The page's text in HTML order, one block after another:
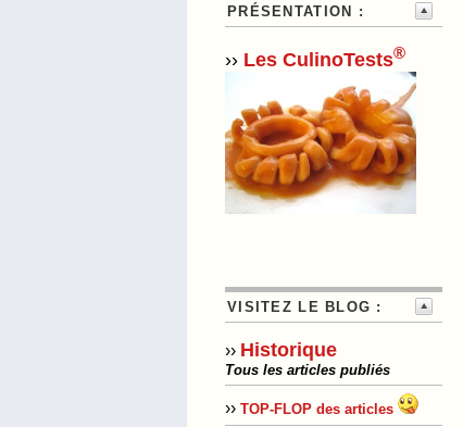
PRÉSENTATION :
›› Les CulinoTests®
VISITEZ LE BLOG :
›› Historique
Tous les articles publiés
›› TOP-FLOP des articles